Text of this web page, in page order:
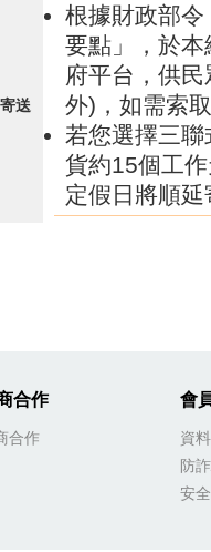
送
根據財政部
要點」，於
府平台，供
外)，如需索
若您選擇三
貨約15個工
定假日將順延
合作
合作
會
資
防
安